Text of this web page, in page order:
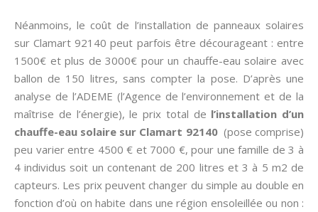
Néanmoins, le coût de l’installation de panneaux solaires
sur Clamart 92140 peut parfois être décourageant : entre
1500€ et plus de 3000€ pour un chauffe-eau solaire avec
ballon de 150 litres, sans compter la pose. D’après une
analyse de l’ADEME (l’Agence de l’environnement et de la
maîtrise de l’énergie), le prix total de l’installation d’un
chauffe-eau solaire sur Clamart 92140(pose comprise)
peu varier entre 4500 € et 7000 €, pour une famille de 3 à
4 individus soit un contenant de 200 litres et 3 à 5 m2 de
capteurs. Les prix peuvent changer du simple au double en
fonction d’où on habite dans une région ensoleillée ou non :